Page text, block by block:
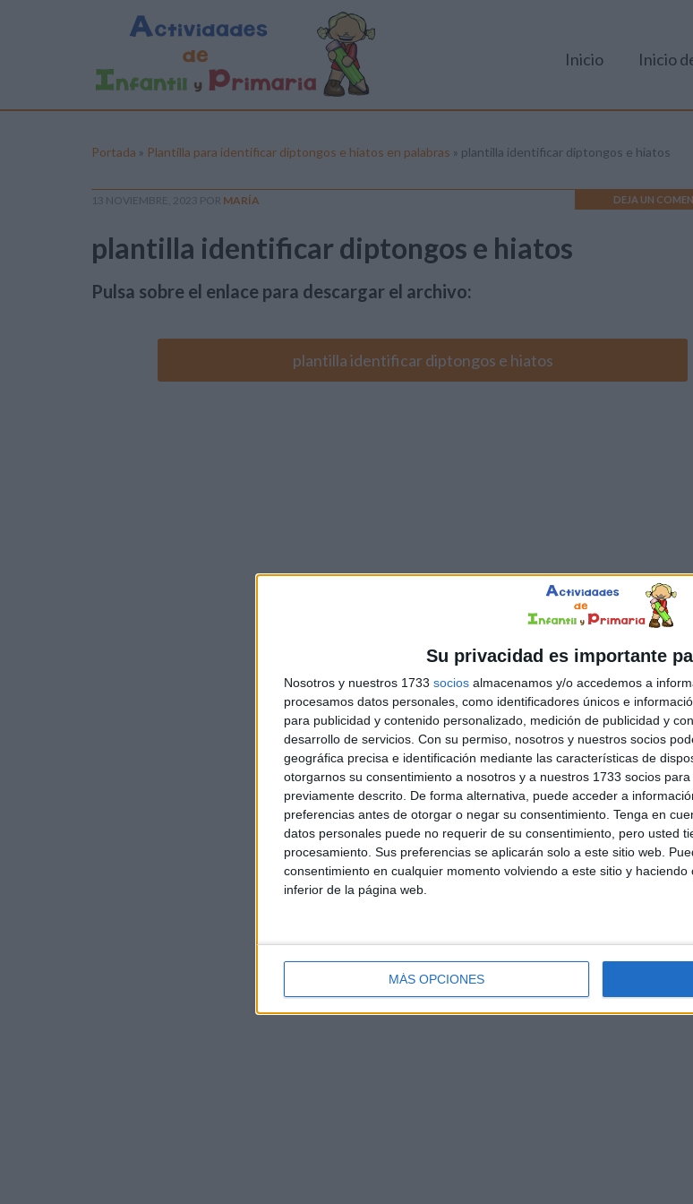
Su privacidad es importante
Nosotros y nuestros 1733 socios almacenamos y/o accedemos a
procesamos datos personales, como identificadores únicos e
para publicidad y contenido personalizado, medición de publicidad y
desarrollo de servicios. Con su permiso, nosotros y nuestros socios
geográfica precisa e identificación mediante las características de
otorgarnos su consentimiento a nosotros y a nuestros 1733 socios
previamente descrito. De forma alternativa, puede acceder a
preferencias antes de otorgar o negar su consentimiento. Tenga en
datos personales puede no requerir de su consentimiento, pero usted
procesamiento. Sus preferencias se aplicarán solo a este sitio web.
consentimiento en cualquier momento volviendo a este sitio y
inferior de la página web.
MÁS OPCIONES
Inicio Inicio
Portada » Plantilla para identificar diptongos e hiatos en palabras » plantilla identificar diptongos e hiatos
13 NOVIEMBRE, 2023 POR MARÍA DEJA UN
plantilla identificar diptongos e hiatos
Pulsa sobre el enlace para descargar el archivo:
plantilla identificar diptongos e hiatos